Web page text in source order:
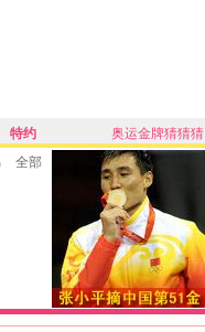
特约
奥运金牌猜猜猜
全部